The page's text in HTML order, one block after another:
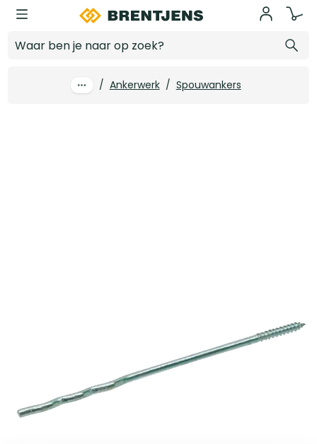
Ga naar hoofdinhoud
/ Ankerwerk / Spouwankers
Log in voor prijzen